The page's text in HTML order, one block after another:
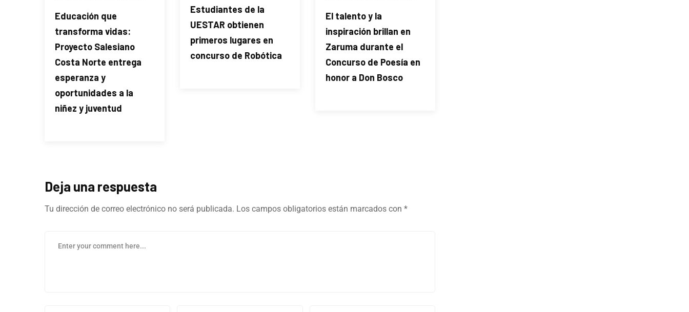
Educación que
transforma vidas:
Proyecto Salesiano
Costa Norte entrega
esperanza y
oportunidades a la
niñez y juventud
Estudiantes de la
UESTAR obtienen
primeros lugares en
concurso de Robótica
El talento y la
inspiración brillan en
Zaruma durante el
Concurso de Poesía en
honor a Don Bosco
Deja una respuesta
Tu dirección de correo electrónico no será publicada. Los campos obligatorios están marcados con *